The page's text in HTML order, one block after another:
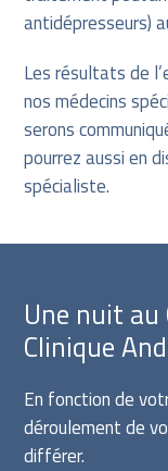
antidépresseurs)
Les résultats de
nos médecins
serons
pourrez aussi en
spécialiste.
Une nuit au
Clinique
En fonction de
déroulement de
différer.